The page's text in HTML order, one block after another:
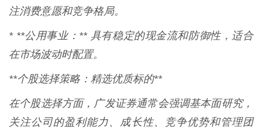
注消费意愿和竞争格局。
* **公用事业：** 具有稳定的现金流和防御性，适合
在市场波动时配置。
**个股选择策略：精选优质标的**
在个股选择方面，广发证券通常会强调基本面研究，
关注公司的盈利能力、成长性、竞争优势和管理团